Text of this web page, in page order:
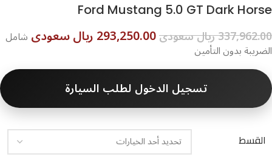
Ford Mustang 5.0 GT Dark Horse
337,962.00 ريال سعودى 293,250.00 ريال سعودى شامل
الضريبة بدون التأمين
تسجيل الدخول لطلب السيارة
القسط